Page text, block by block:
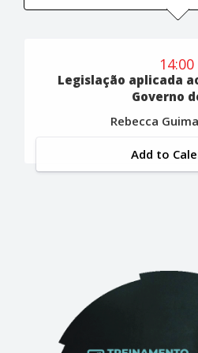
14:00
Legislação aplicada
Governo
Rebecca
Add to